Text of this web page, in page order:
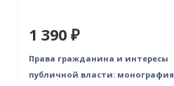
1 390 ₽
Права гражданина и интересы
публичной власти: монография